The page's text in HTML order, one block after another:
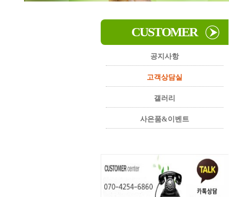
CUSTOMER
공지사항
고객상담실
갤러리
사은품&이벤트